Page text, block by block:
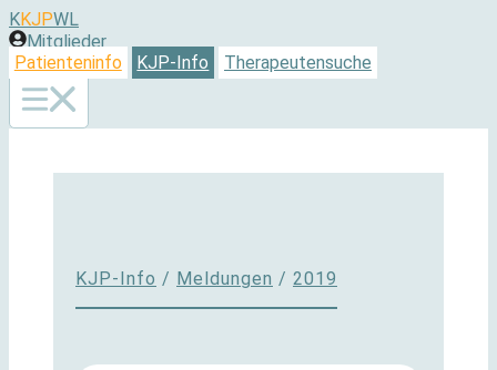
Zum
Inhalt
springen
KKJPWL
Mitglieder
Patienteninfo
KJP-Info Therapeutensuche
KJP-Info / Meldungen / 2019